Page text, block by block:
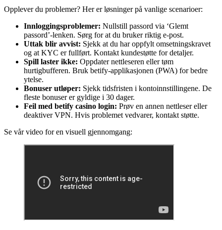
Opplever du problemer? Her er løsninger på vanlige scenarioer:
Innloggingsproblemer: Nullstill passord via ‘Glemt
passord’-lenken. Sørg for at du bruker riktig e-post.
Uttak blir avvist: Sjekk at du har oppfylt omsetningskravet
og at KYC er fullført. Kontakt kundestøtte for detaljer.
Spill laster ikke: Oppdater nettleseren eller tøm
hurtigbufferen. Bruk betify-applikasjonen (PWA) for bedre
ytelse.
Bonuser utløper: Sjekk tidsfristen i kontoinnstillingene. De
fleste bonuser er gyldige i 30 dager.
Feil med betify casino login: Prøv en annen nettleser eller
deaktiver VPN. Hvis problemet vedvarer, kontakt støtte.
Se vår video for en visuell gjennomgang: